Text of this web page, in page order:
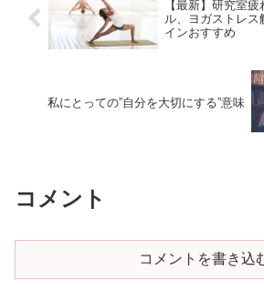
【最新】研究室
ル、ヨガストレス
インおすすめ
私にとっての”自分を大切にする”意味
コメント
コメントを書き込